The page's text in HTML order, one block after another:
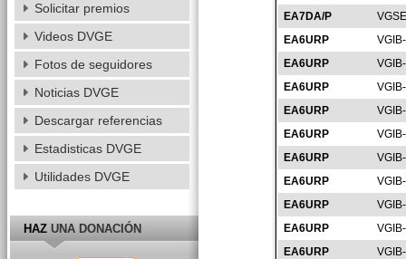
EA7DA/P
EA6URP
EA6URP
EA6URP
EA6URP
EA6URP
EA6URP
EA6URP
EA6URP
EA6URP
EA6URP
Solicitar premios
Videos DVGE
Fotos de seguidores
Noticias DVGE
Descargar referencias
Estadisticas DVGE
Utilidades DVGE
HAZUNA DONACIÓN